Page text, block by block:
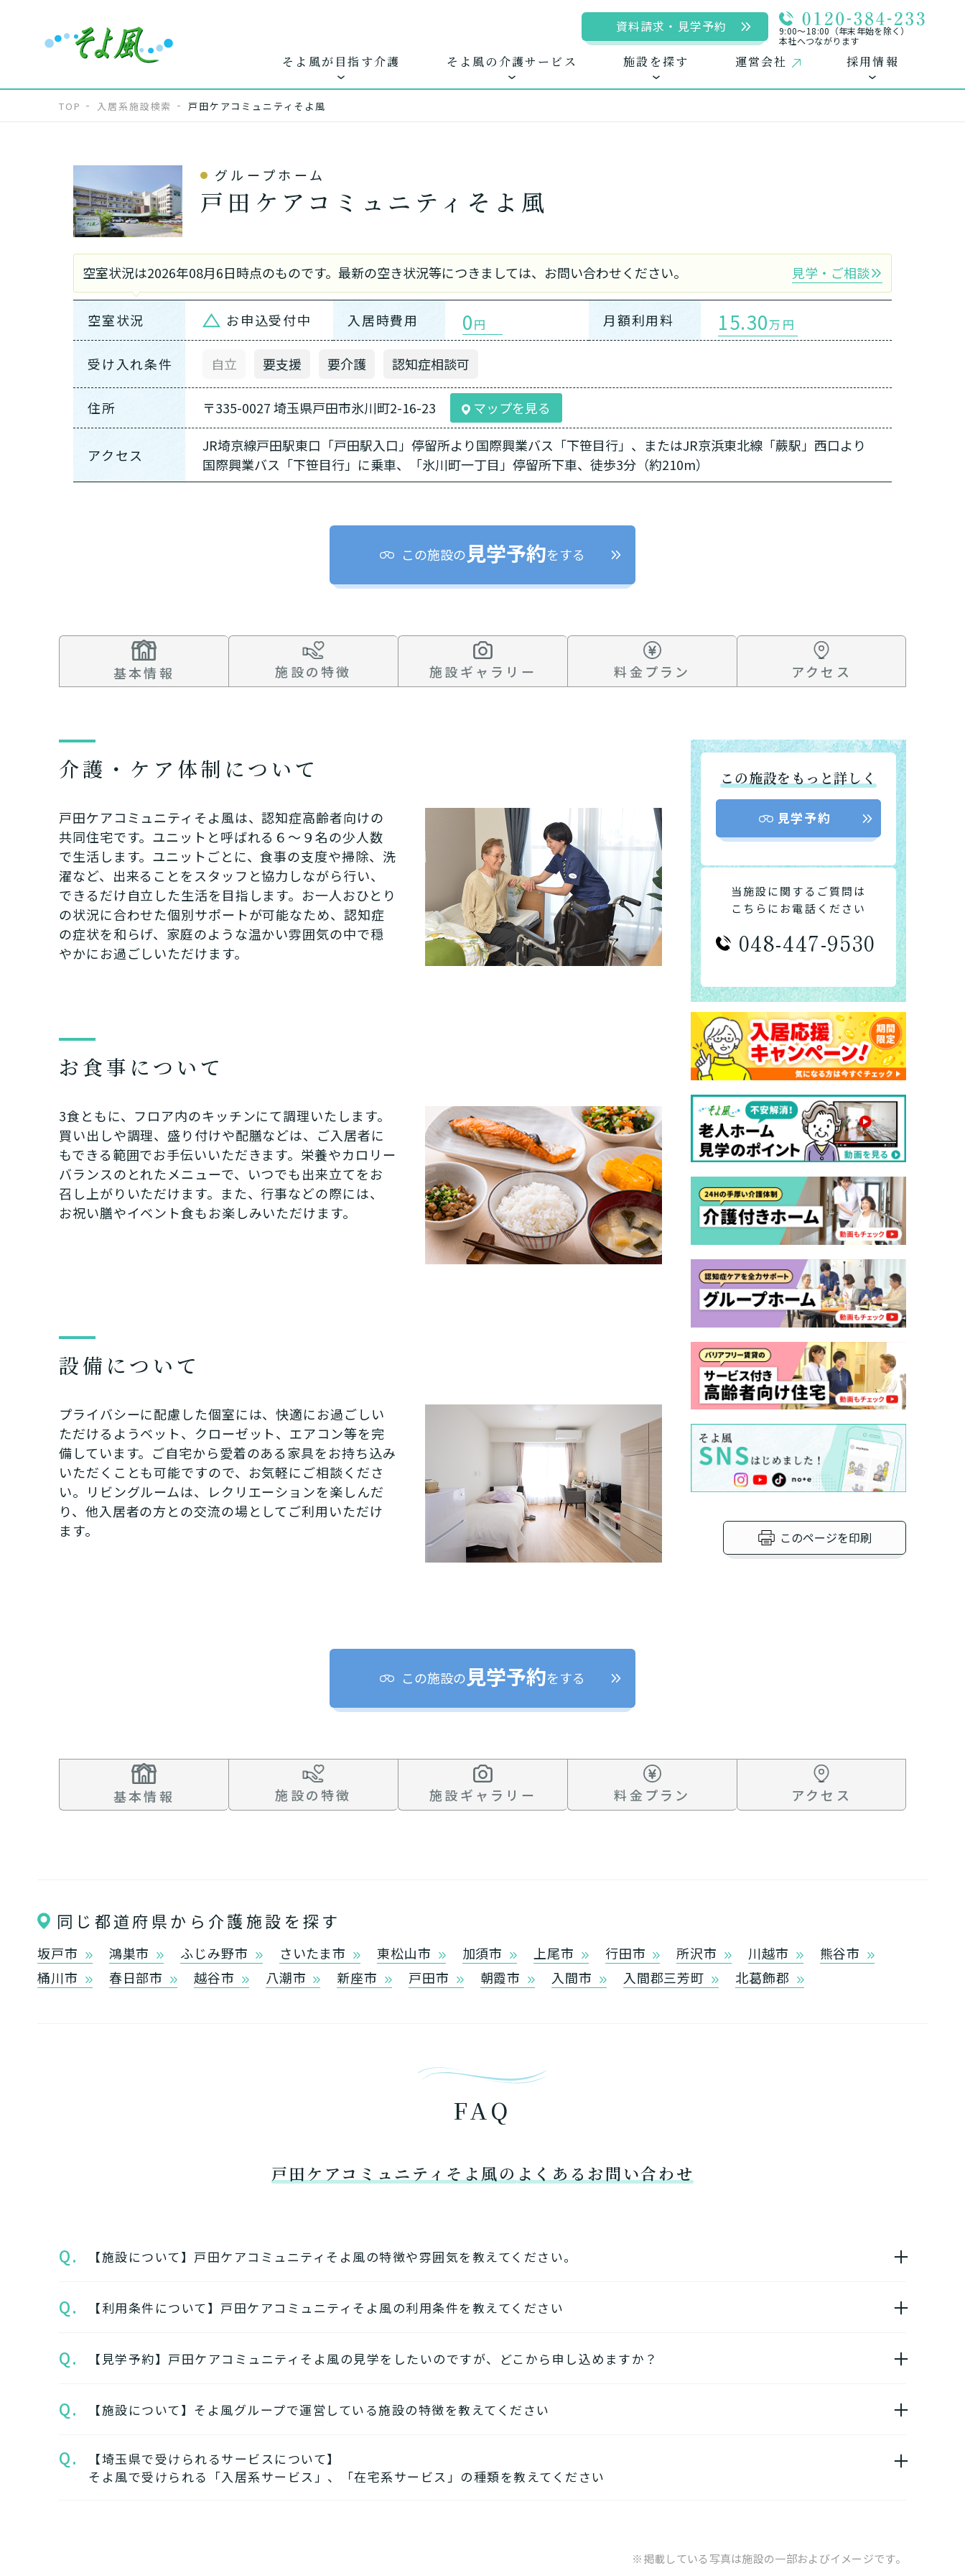
そよ風が目指す介護
ワンストップ
サービス
できるを増やす
介護サービス できたてのお食事
そよ風の介護サービス
ホームに入居する
施設を探す 運営会社 採用情報
9:00〜18:00（年末年始を除く）
本社へつながります
資料請求・見学予約
TOP 入居系施設検索 戸田ケアコミュニティそよ風
グループホーム
戸田ケアコミュニティそよ風
空室状況は2026年08月6日時点のものです。最新の空き状況等につきましては、お問い合わせください。 見学・ご相談
空室状況 お申込受付中 入居時費用 0円 月額利用料 15.30万円
受け入れ条件 自立 要支援 要介護 認知症相談可
住所 〒335-0027 埼玉県戸田市氷川町2-16-23 マップを見る
アクセス
JR埼京線戸田駅東口「戸田駅入口」停留所より国際興業バス「下笹目行」、またはJR京浜東北線「蕨駅」西口より
国際興業バス「下笹目行」に乗車、「氷川町一丁目」停留所下車、徒歩3分（約210m）
この施設の見学予約をする
基本情報 施設の特徴 施設ギャラリー 料金プラン アクセス
介護・ケア体制について
戸田ケアコミュニティそよ風は、認知症高齢者向けの
共同住宅です。ユニットと呼ばれる６～９名の少人数
で生活します。ユニットごとに、食事の支度や掃除、洗
濯など、出来ることをスタッフと協力しながら行い、
できるだけ自立した生活を目指します。お一人おひとり
の状況に合わせた個別サポートが可能なため、認知症
の症状を和らげ、家庭のような温かい雰囲気の中で穏
やかにお過ごしいただけます。
お食事について
3食ともに、フロア内のキッチンにて調理いたします。
買い出しや調理、盛り付けや配膳などは、ご入居者に
もできる範囲でお手伝いいただきます。栄養やカロリー
バランスのとれたメニューで、いつでも出来立てをお
召し上がりいただけます。また、行事などの際には、
お祝い膳やイベント食もお楽しみいただけます。
設備について
プライバシーに配慮した個室には、快適にお過ごしい
ただけるようベット、クローゼット、エアコン等を完
備しています。ご自宅から愛着のある家具をお持ち込み
いただくことも可能ですので、お気軽にご相談くださ
い。リビングルームは、レクリエーションを楽しんだ
り、他入居者の方との交流の場としてご利用いただけ
ます。
この施設をもっと詳しく
見学予約
当施設に関するご質問は
こちらにお電話ください
048-447-9530
このページを印刷
この施設の見学予約をする
基本情報 施設の特徴 施設ギャラリー 料金プラン アクセス
同じ都道府県から介護施設を探す
坂戸市 鴻巣市 ふじみ野市 さいたま市 東松山市 加須市 上尾市 行田市 所沢市 川越市
熊谷市
桶川市
春日部市 越谷市 八潮市 新座市 戸田市 朝霞市 入間市 入間郡三芳町 北葛飾郡
FAQ
戸田ケアコミュニティそよ風の よくあるお問い合わせ
Q. 【施設について】戸田ケアコミュニティそよ風の特徴や雰囲気を教えてください。
A.
★施設の特徴★
Q. 【利用条件について】戸田ケアコミュニティそよ風の利用条件を教えてください
A.
要介護度：要支援2、要介護1、要介護2、要介護3、要介護4、要介護5
※認定のご状況によって受けられるサービスが変わります。
Q. 【見学予約】戸田ケアコミュニティそよ風の見学をしたいのですが、どこから申し込めますか？
A.
戸田ケアコミュニティそよ風の見学はこちらよりお申込みいただけます。
★そのほかこの介護施設について…相談したい・資料請求したい・利用したい方はこちら★
Q. 【施設について】そよ風グループで運営している施設の特徴を教えてください
A.
そよ風では下記のタイプの入居系施設をご用意しています。それぞれの施設の特徴、ご利用者様の目的、要介護度に合わせてご利用
いただけます。
※2024年6月現在、健康型有料老人ホームは交欒 湘南佐島のみとなります
Q.
【埼玉県で受けられるサービスについて】
そよ風で受けられる「入居系サービス」、「在宅系サービス」の種類を教えてください
あなたに適しているのは?
最大4つの質問に答えていただくだけで、おすすめの介護保険サービスを紹介します。
要介護認定を受け、要支援１～２、要介護１～５、
いずれかの判定を受けていますか？
はい
いいえ or
ご自宅で生活しながら介護サービスを使いたいですか？
自宅で生活しながら使いたい 施設へ移り住みたい
現在、日常生活を送るうえで誰かの介護などサポートが必要です
介護スタッフにご自宅に来てもらいたいですか？
介護施設へ通いたいですか？
認知症の診断を受けていますか？
はい いいえ
日帰りで使いたいですか？
一時的に宿泊したいですか？
要支援１～２・要介護１～２ですか？
要介護３～５ですか？
要支援１～２
要介護３～５
※掲載している写真は施設の一部およびイメージです。